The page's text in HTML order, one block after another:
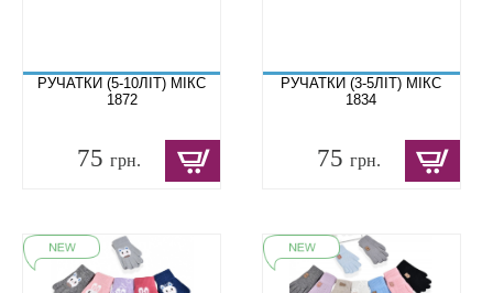
РУЧАТКИ (5-10ЛІТ) МІКС
1872
75грн.
РУЧАТКИ (3-5ЛІТ) МІКС
1834
75 грн.